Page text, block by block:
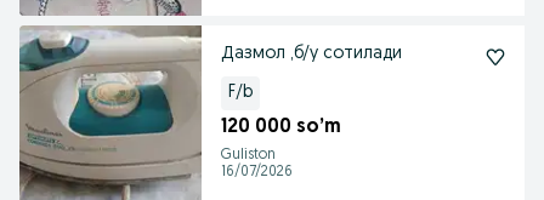
Дазмол ,б/у сотилади
F/b
120 000 so’m
Guliston
16/07/2026